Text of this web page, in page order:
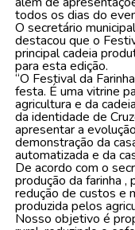
todos os dias do
O secretário
destacou que o
principal cadeia
para esta edição.
“O Festival da
festa. É uma vitrine
agricultura e da
da identidade de
apresentar a
demonstração da
automatizada e da
De acordo com o
produção da farinha
redução de custos e
produzida pelos
Nosso objetivo é